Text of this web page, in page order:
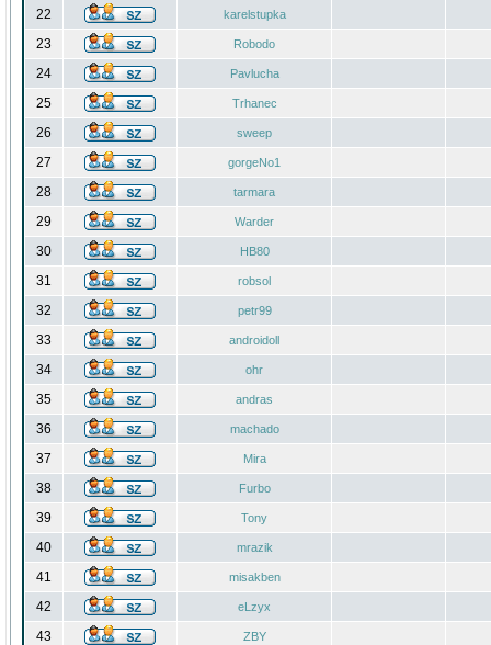
22 karelstupka
23 Robodo
24 Pavlucha
25 Trhanec
26 sweep
27 gorgeNo1
28 tarmara
29 Warder
30 HB80
31 robsol
32 petr99
33 androidoll
34 ohr
35 andras
36 machado
37 Mira
38 Furbo
39 Tony
40 mrazik
41 misakben
42 eLzyx
43 ZBY